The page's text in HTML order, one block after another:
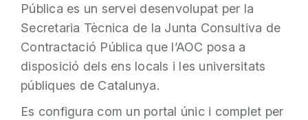
Pública es un servei desenvolupat per la
Secretaria Tècnica de la Junta Consultiva de
Contractació Pública que l’AOC posa a
disposició dels ens locals i les universitats
públiques de Catalunya.
Es configura com un portal únic i complet per